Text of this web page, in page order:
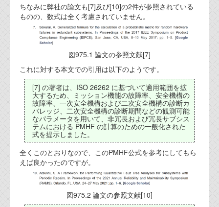
オンラインショップ
お問い合わせ
FAQ
お問い合わせフォーム
ちなみに弊社の論文も[7]及び[10]の2件が参照されている
ものの、数式は全く考慮されていません。
図975.1 論文の参照文献[7]
これに対する本文での引用は以下のようです。
[7] の著者は、ISO 26262 に基づいて適用範囲を拡
大するため、ミッション機能の故障率、安全機構の
故障率、一次安全機構および二次安全機構の診断カ
バレッジ、二次安全機構の診断期間などの観測可能
なパラメータを用いて、非冗長および冗長サブシス
テムにおける PMHF の計算のための一般化された
式を提示しました。
全くこのとおりなので、このPMHF公式を参考にしてもら
えば良かったのですが。
図975.2 論文の参照文献[10]